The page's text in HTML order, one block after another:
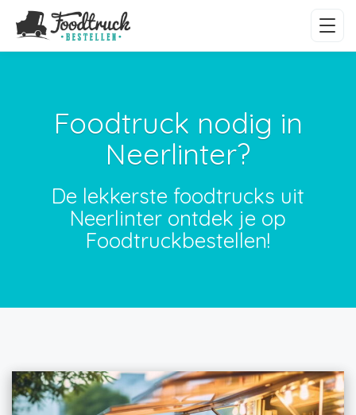
Foodtruck nodig in
Neerlinter?
De lekkerste foodtrucks uit
Neerlinter ontdek je op
Foodtruckbestellen!